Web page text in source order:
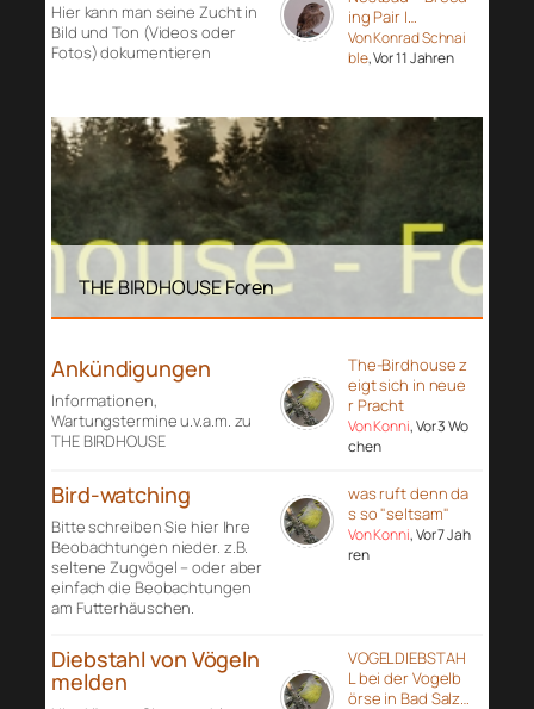
Hier kann man seine Zucht in
Bild und Ton (Videos oder
Fotos) dokumentieren
ing Pair I…
Von Konrad Schnai
ble, Vor 11 Jahren
THE BIRDHOUSE Foren
Ankündigungen
Informationen,
Wartungstermine u.v.a.m. zu
THE BIRDHOUSE
The-Birdhouse z
eigt sich in neue
r Pracht
Von Konni, Vor 3 Wo
chen
Bird-watching
Bitte schreiben Sie hier Ihre
Beobachtungen nieder. z.B.
seltene Zugvögel – oder aber
einfach die Beobachtungen
am Futterhäuschen.
was ruft denn da
s so "seltsam"
Von Konni, Vor 7 Jah
ren
Diebstahl von Vögeln
melden
VOGELDIEBSTAH
L bei der Vogelb
örse in Bad Salz…